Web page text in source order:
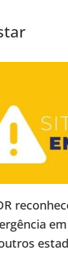
de
Paraíba e
por